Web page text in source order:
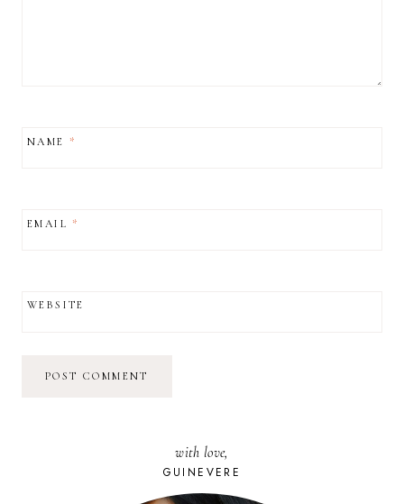
NAME *
EMAIL*
WEBSITE
with love,
GUINEVERE